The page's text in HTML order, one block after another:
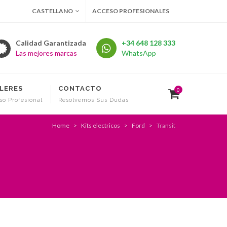
CASTELLANO ACCESO PROFESIONALES
Calidad Garantizada
Las mejores marcas
+34 648 128 333
WhatsApp
Profesional
CONTACTO
Resolvemos Sus Dudas
0
Home Kits electricos Ford Transit